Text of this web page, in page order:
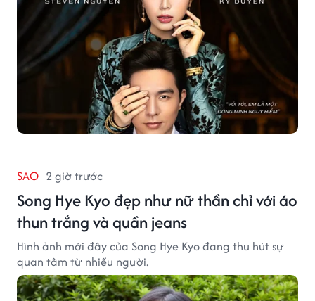
SAO 2 giờ trước
Song Hye Kyo đẹp như nữ thần chỉ với áo
thun trắng và quần jeans
Hình ảnh mới đây của Song Hye Kyo đang thu hút sự
quan tâm từ nhiều người.